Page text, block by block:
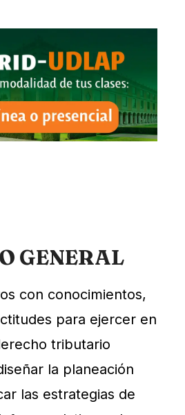
GENERAL
con conocimientos,
para ejercer en
tributario
la planeación
las estrategias de